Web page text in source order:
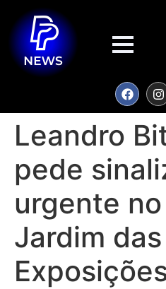
Leandro
pede
urgente
Jardim das